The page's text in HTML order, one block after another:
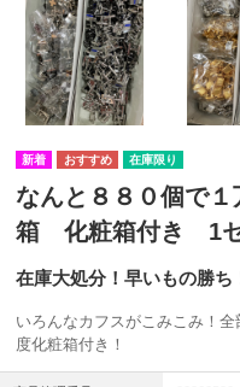
在庫限り
なんと８８０個で
箱 化粧箱付き 1セ
在庫大処分！早いもの勝ち
いろんなカフスがこみこみ！
度化粧箱付き！